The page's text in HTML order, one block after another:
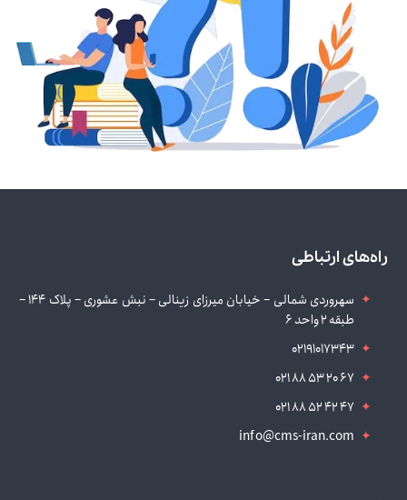
راه‌های ارتباطی
سهروردی شمالی – خیابان میرزای زینالی – نبش عشوری – پلاک 144 –
طبقه 2 واحد 6
02191017343
021 88 53 20 67
021 88 52 42 47
info@cms-iran.com